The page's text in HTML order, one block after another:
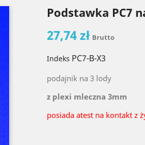
Podstawka PC7
27,74 zł Brutto
Indeks PC7-B-X3
podajnik na 3 lody
z plexi mleczna 3mm
posiada atest na kontakt z